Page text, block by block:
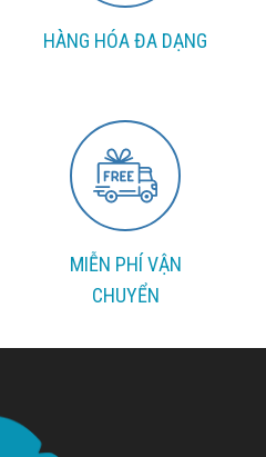
HÀNG HÓA ĐA DẠNG
MIỄN PHÍ VẬN
CHUYỂN